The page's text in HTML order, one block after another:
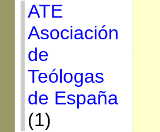
ATE
Asociación
de
Teólogas
de España
(1)